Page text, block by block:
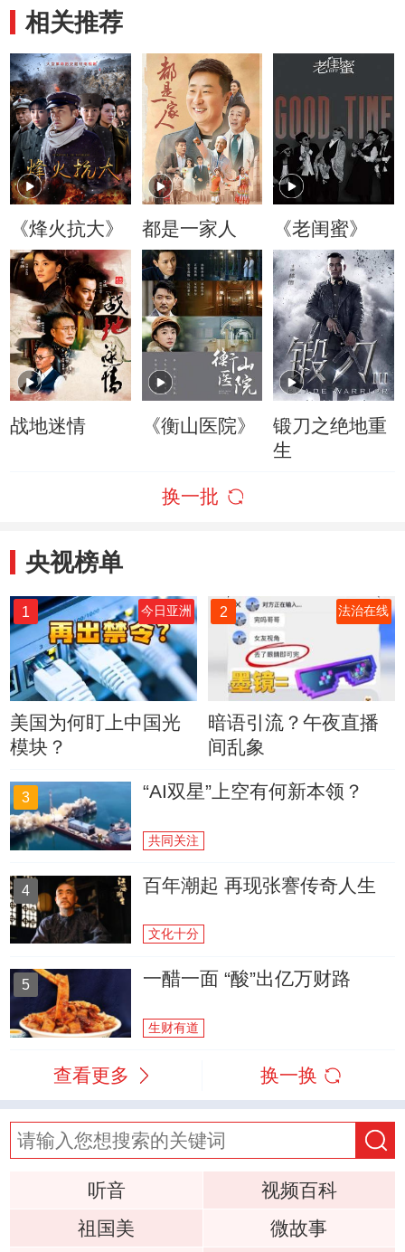
相关推荐
《烽火抗大》 都是一家人 《老闺蜜》
战地迷情 《衡山医院》
锻刀之绝地重
生
换一批
央视榜单
1 今日亚洲
美国为何盯上中国光
模块？
2 法治在线
暗语引流？午夜直播
间乱象
3 “AI双星”上空有何新本领？
共同关注
4 百年潮起 再现张謇传奇人生
文化十分
5 一醋一面 “酸”出亿万财路
生财有道
查看更多 换一换
听音
视频百科
祖国美
微故事